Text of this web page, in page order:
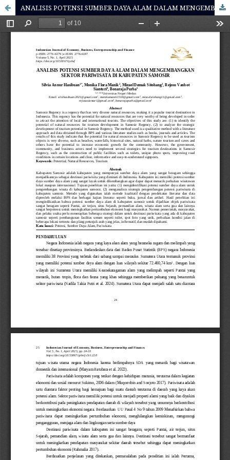
ANALISIS POTENSI SUMBER DAYA ALAM DALAM MENGEMBANGKAN SEKTOR PARIWISATA DI KABUPATEN SAMOSIR